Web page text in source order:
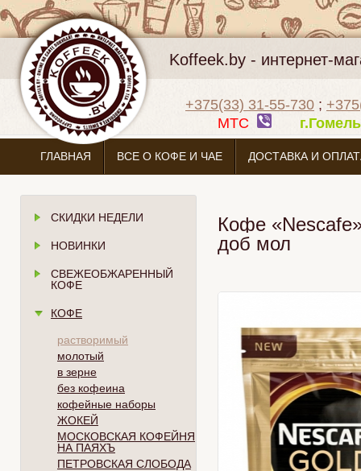
Koffeek.by - интернет-
+375(33) 31-55-730 ;
МТС
ГЛАВНАЯ ВСЕ О КОФЕ И ЧАЕ ДОСТАВКА И
СКИДКИ НЕДЕЛИ
НОВИНКИ
СВЕЖЕОБЖАРЕННЫЙ
КОФЕ
КОФЕ
растворимый
молотый
в зерне
без кофеина
кофейные наборы
ЖОКЕЙ
МОСКОВСКАЯ КОФЕЙНЯ
НА ПАЯХЪ
ПЕТРОВСКАЯ СЛОБОДА
Кофе
доб мол